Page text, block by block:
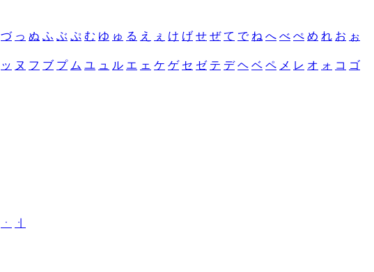
づ っ ぬ ふ ぶ ぷ む ゆ ゅ る え ぇ け げ せ ぜ て で ね へ べ ぺ め れ お ぉ
ッ ヌ フ ブ プ ム ユ ュ ル エ ェ ケ ゲ セ ゼ テ デ ヘ ベ ペ メ レ オ ォ コ ゴ
ㆍ
ㆎ